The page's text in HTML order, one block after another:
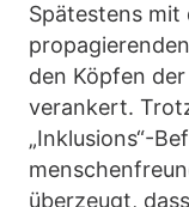
Spätestens mit
den Köpfen
verankert.
„Inklusions“-
überzeugt,